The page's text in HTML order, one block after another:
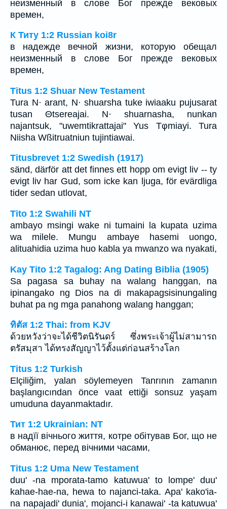
неизменный в слове Бог прежде вековых
времен,
К Титу 1:2 Russian koi8r
в надежде вечной жизни, которую обещал
неизменный в слове Бог прежде вековых
времен,
Titus 1:2 Shuar New Testament
Tura N· arant, N· shuarsha tuke iwiaaku pujusarat
tusan Θtsereajai. N· shuarnasha, nunkan
najantsuk, "uwemtikrattajai" Yus Tφmiayi. Tura
Niisha Wßitruatniun tujintiawai.
Titusbrevet 1:2 Swedish (1917)
sänd, därför att det finnes ett hopp om evigt liv -- ty
evigt liv har Gud, som icke kan ljuga, för evärdliga
tider sedan utlovat,
Tito 1:2 Swahili NT
ambayo msingi wake ni tumaini la kupata uzima
wa milele. Mungu ambaye hasemi uongo,
alituahidia uzima huo kabla ya mwanzo wa nyakati,
Kay Tito 1:2 Tagalog: Ang Dating Biblia (1905)
Sa pagasa sa buhay na walang hanggan, na
ipinangako ng Dios na di makapagsisinungaling
buhat pa ng mga panahong walang hanggan;
ทิตัส 1:2 Thai: from KJV
ด้วยหวังว่าจะได้ชีวิตนิรันดร์ ซึ่งพระเจ้าผู้ไม่สามารถ
ตรัสมุสา ได้ทรงสัญญาไว้ตั้งแต่ก่อนสร้างโลก
Titus 1:2 Turkish
Elçiliğim, yalan söylemeyen Tanrının zamanın
başlangıcından önce vaat ettiği sonsuz yaşam
umuduna dayanmaktadır.
Тит 1:2 Ukrainian: NT
в надїї вічнього життя, котре обітував Бог, що не
обманює, перед вічними часами,
Titus 1:2 Uma New Testament
duu' -na mporata-tamo katuwua' to lompe' duu'
kahae-hae-na, hewa to najanci-taka. Apa' kako'ia-
na napajadi' dunia', mojanci-i kanawai' -ta katuwua'